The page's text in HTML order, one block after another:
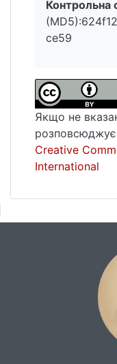
Інформація
Мойсієнко
філологічних
лінгвістики
інституту
національного
Шевченка
Електронна
Контрольна
ce59
Якщо не
Creative
International